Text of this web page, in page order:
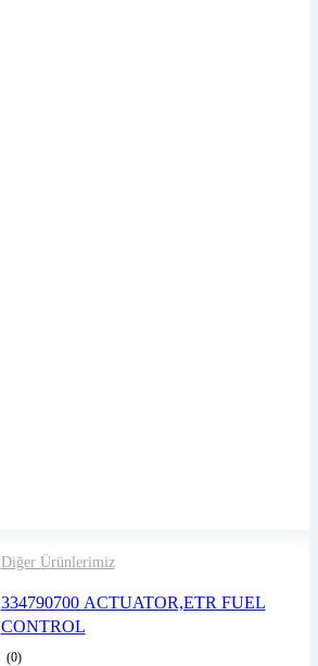
Diğer Ürünlerimiz
334790700 ACTUATOR,ETR FUEL
CONTROL
(0)
Delivery time: 1-2 business days
Free 90 days return